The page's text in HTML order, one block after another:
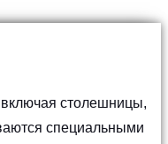
столешницы,
специальными